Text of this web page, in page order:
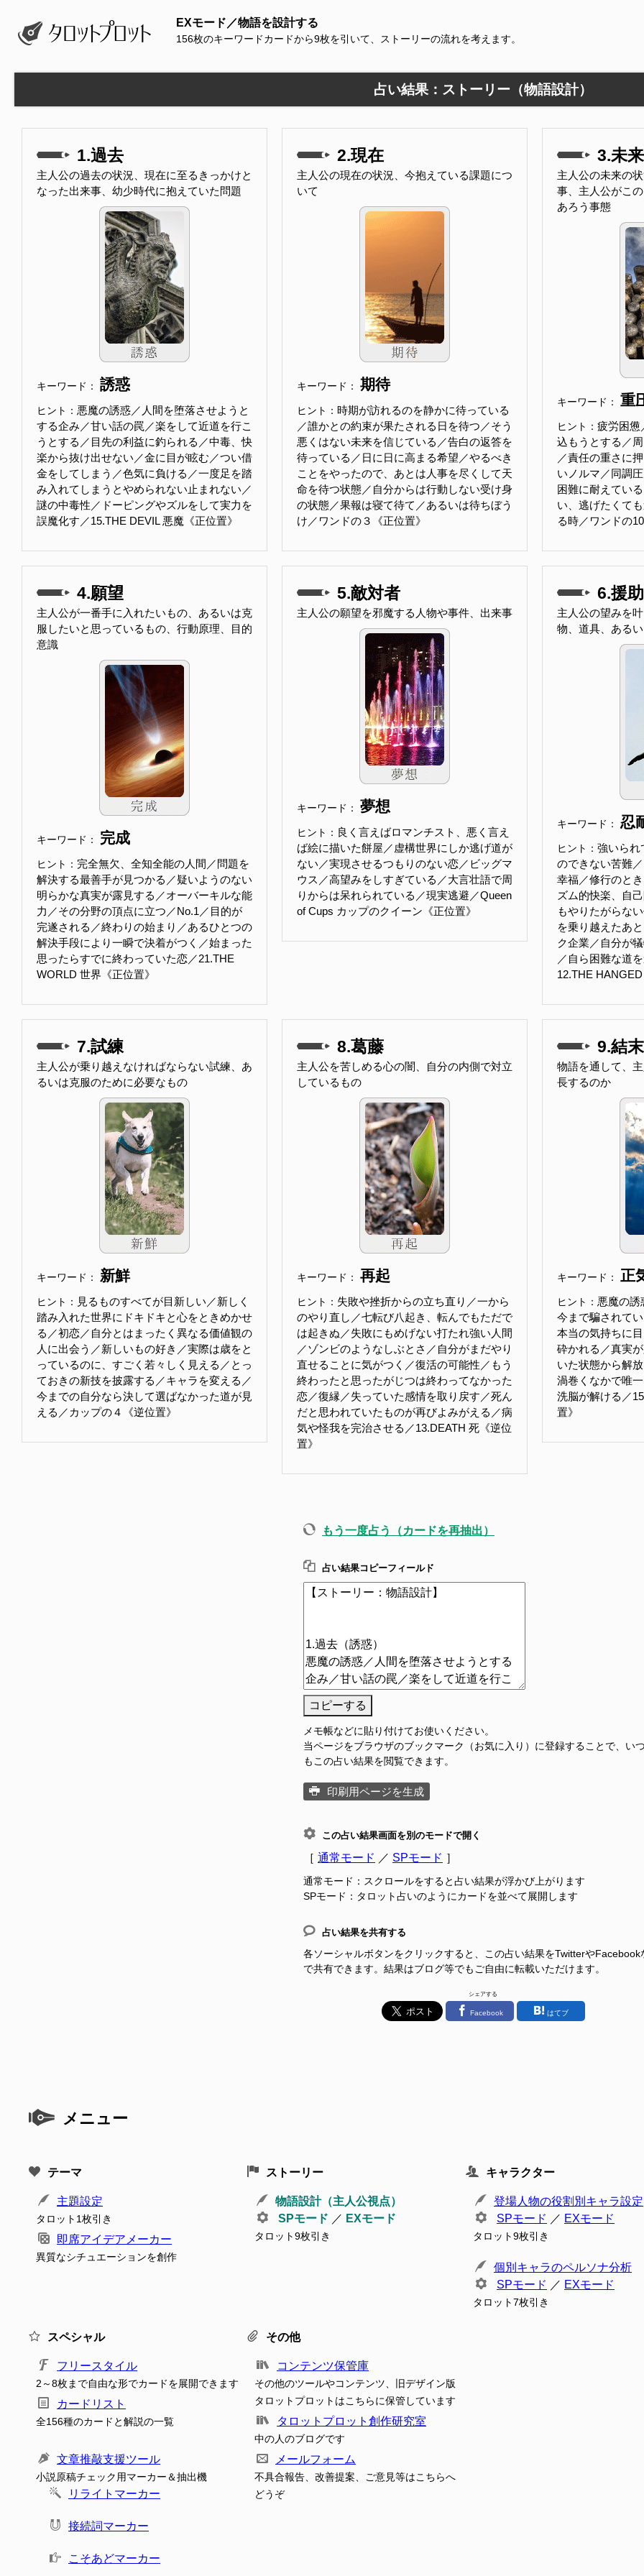
EXモード／物語を設計する
156枚のキーワードカードから9枚を引いて、ストーリーの流れを考えます。
占い結果：ストーリー（物語設計）
1.過去
主人公の過去の状況、現在に至るきっかけと
なった出来事、幼少時代に抱えていた問題
キーワード： 誘惑
ヒント： 悪魔の誘惑／人間を堕落させようと
する企み／甘い話の罠／楽をして近道を行こ
うとする／目先の利益に釣られる／中毒、快
楽から抜け出せない／金に目が眩む／つい借
金をしてしまう／色気に負ける／一度足を踏
み入れてしまうとやめられない止まれない／
謎の中毒性／ドーピングやズルをして実力を
誤魔化す／15.THE DEVIL 悪魔《正位置》
2.現在
主人公の現在の状況、今抱えている課題につ
いて
キーワード： 期待
ヒント： 時期が訪れるのを静かに待っている
／誰かとの約束が果たされる日を待つ／そう
悪くはない未来を信じている／告白の返答を
待っている／日に日に高まる希望／やるべき
ことをやったので、あとは人事を尽くして天
命を待つ状態／自分からは行動しない受け身
の状態／果報は寝て待て／あるいは待ちぼう
け／ワンドの３《正位置》
3.未来
主人公の未来の
事、主人公がこ
あろう事態
キーワード： 重
ヒント： 疲労困憊
込もうとする／
／責任の重さに
いノルマ／同調
困難に耐えてい
い、逃げたくて
る時／ワンドの
4.願望
主人公が一番手に入れたいもの、あるいは克
服したいと思っているもの、行動原理、目的
意識
キーワード： 完成
ヒント： 完全無欠、全知全能の人間／問題を
解決する最善手が見つかる／疑いようのない
明らかな真実が露見する／オーバーキルな能
力／その分野の頂点に立つ／No.1／目的が
完遂される／終わりの始まり／あるひとつの
解決手段により一瞬で決着がつく／始まった
思ったらすでに終わっていた恋／21.THE
WORLD 世界《正位置》
5.敵対者
主人公の願望を邪魔する人物や事件、出来事
キーワード： 夢想
ヒント： 良く言えばロマンチスト、悪く言え
ば絵に描いた餅屋／虚構世界にしか逃げ道が
ない／実現させるつもりのない恋／ビッグマ
ウス／高望みをしすぎている／大言壮語で周
りからは呆れられている／現実逃避／Queen
of Cups カップのクイーン《正位置》
6.援
主人公の望みを
物、道具、ある
キーワード： 忍
ヒント： 強いられ
のできない苦難
幸福／修行のと
ズム的快楽、自
もやりたがらな
を乗り越えたあ
ク企業／自分が
／自ら困難な道
12.THE
7.試練
主人公が乗り越えなければならない試練、あ
るいは克服のために必要なもの
キーワード： 新鮮
ヒント： 見るものすべてが目新しい／新しく
踏み入れた世界にドキドキと心をときめかせ
る／初恋／自分とはまったく異なる価値観の
人に出会う／新しいもの好き／実際は歳をと
っているのに、すごく若々しく見える／とっ
ておきの新技を披露する／キャラを変える／
今までの自分なら決して選ばなかった道が見
える／カップの４《逆位置》
8.葛藤
主人公を苦しめる心の闇、自分の内側で対立
しているもの
キーワード： 再起
ヒント： 失敗や挫折からの立ち直り／一から
のやり直し／七転び八起き、転んでもただで
は起きぬ／失敗にもめげない打たれ強い人間
／ゾンビのようなしぶとさ／自分がまだやり
直せることに気がつく／復活の可能性／もう
終わったと思ったがじつは終わってなかった
恋／復縁／失っていた感情を取り戻す／死ん
だと思われていたものが再びよみがえる／病
気や怪我を完治させる／13.DEATH 死《逆位
置》
9.結末
物語を通して、
長するのか
キーワード： 正
ヒント： 悪魔の誘
今まで騙されて
本当の気持ちに
砕かれる／真実
いた状態から解
渦巻くなかで唯
洗脳が解ける／
置》
もう一度占う（カードを再抽出）
占い結果コピーフィールド
コピーする
メモ帳などに貼り付けてお使いください。
当ページをブラウザのブックマーク（お気に入り）に登録することで、い
もこの占い結果を閲覧できます。
印刷用ページを生成
この占い結果画面を別のモードで開く
［ 通常モード ／ SPモード ］
通常モード：スクロールをすると占い結果が浮かび上がります
SPモード：タロット占いのようにカードを並べて展開します
占い結果を共有する
各ソーシャルボタンをクリックすると、この占い結果をTwitterやFacebook
で共有できます。結果はブログ等でもご自由に転載いただけます。
シェアする
Facebook はてブ
メニュー
テーマ
主題設定
タロット1枚引き
即席アイデアメーカー
異質なシチュエーションを創作
ストーリー
物語設計（主人公視点）
SPモード ／ EXモード
タロット9枚引き
キャラクター
登場人物の役割別キャラ設定
SPモード ／ EXモード
タロット9枚引き
個別キャラのペルソナ分析
SPモード ／ EXモード
タロット7枚引き
スペシャル
フリースタイル
2～8枚まで自由な形でカードを展開できます
カードリスト
全156種のカードと解説の一覧
文章推敲支援ツール
小説原稿チェック用マーカー＆抽出機
リライトマーカー
接続詞マーカー
こそあどマーカー
その他
コンテンツ保管庫
その他のツールやコンテンツ、旧デザイン版
タロットプロットはこちらに保管しています
タロットプロット創作研究室
中の人のブログです
メールフォーム
不具合報告、改善提案、ご意見等はこちらへ
どうぞ